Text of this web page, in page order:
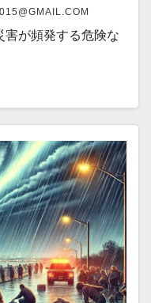
害が頻発する危険な